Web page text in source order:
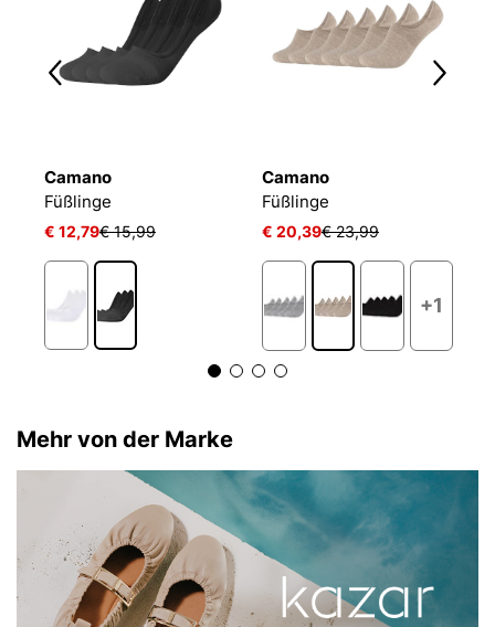
Camano
Füßlinge
€ 12,79€ 15,99
Camano
Füßlinge
€ 20,39€ 23,99
+1
Mehr von der Marke